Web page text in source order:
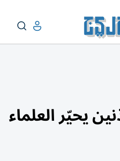
يحيّر العلماء